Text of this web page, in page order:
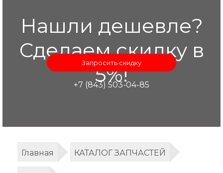
Нашли дешевле?
Сделаем скидку в
5%!
Запросить скидку
+7 (843) 503-04-85
Главная КАТАЛОГ ЗАПЧАСТЕЙ